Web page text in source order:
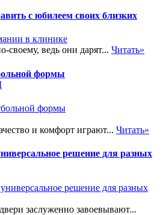
с юбилеем своих близких
своему, ведь они дарят... Читать»
формы
и комфорт играют... Читать»
решение для разных
заслуженно завоевывают...